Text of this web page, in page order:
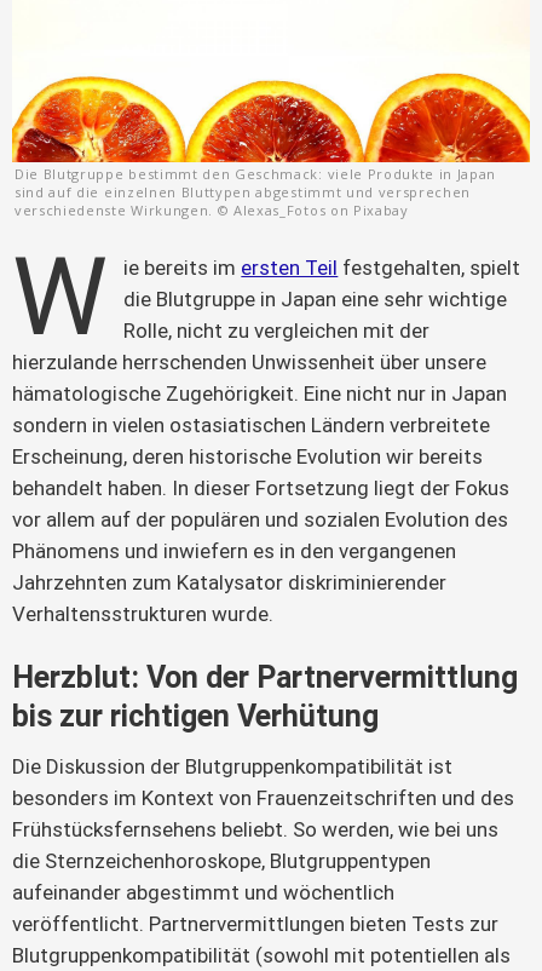
Die Blutgruppe bestimmt den Geschmack: viele Produkte in Japan
sind auf die einzelnen Bluttypen abgestimmt und versprechen
verschiedenste Wirkungen. © Alexas_Fotos on Pixabay
W ie bereits im ersten Teil festgehalten, spielt
die Blutgruppe in Japan eine sehr wichtige
Rolle, nicht zu vergleichen mit der
hierzulande herrschenden Unwissenheit über unsere
hämatologische Zugehörigkeit. Eine nicht nur in Japan
sondern in vielen ostasiatischen Ländern verbreitete
Erscheinung, deren historische Evolution wir bereits
behandelt haben. In dieser Fortsetzung liegt der Fokus
vor allem auf der populären und sozialen Evolution des
Phänomens und inwiefern es in den vergangenen
Jahrzehnten zum Katalysator diskriminierender
Verhaltensstrukturen wurde.
Herzblut: Von der Partnervermittlung
bis zur richtigen Verhütung
Die Diskussion der Blutgruppenkompatibilität ist
besonders im Kontext von Frauenzeitschriften und des
Frühstücksfernsehens beliebt. So werden, wie bei uns
die Sternzeichenhoroskope, Blutgruppentypen
aufeinander abgestimmt und wöchentlich
veröffentlicht. Partnervermittlungen bieten Tests zur
Blutgruppenkompatibilität (sowohl mit potentiellen als